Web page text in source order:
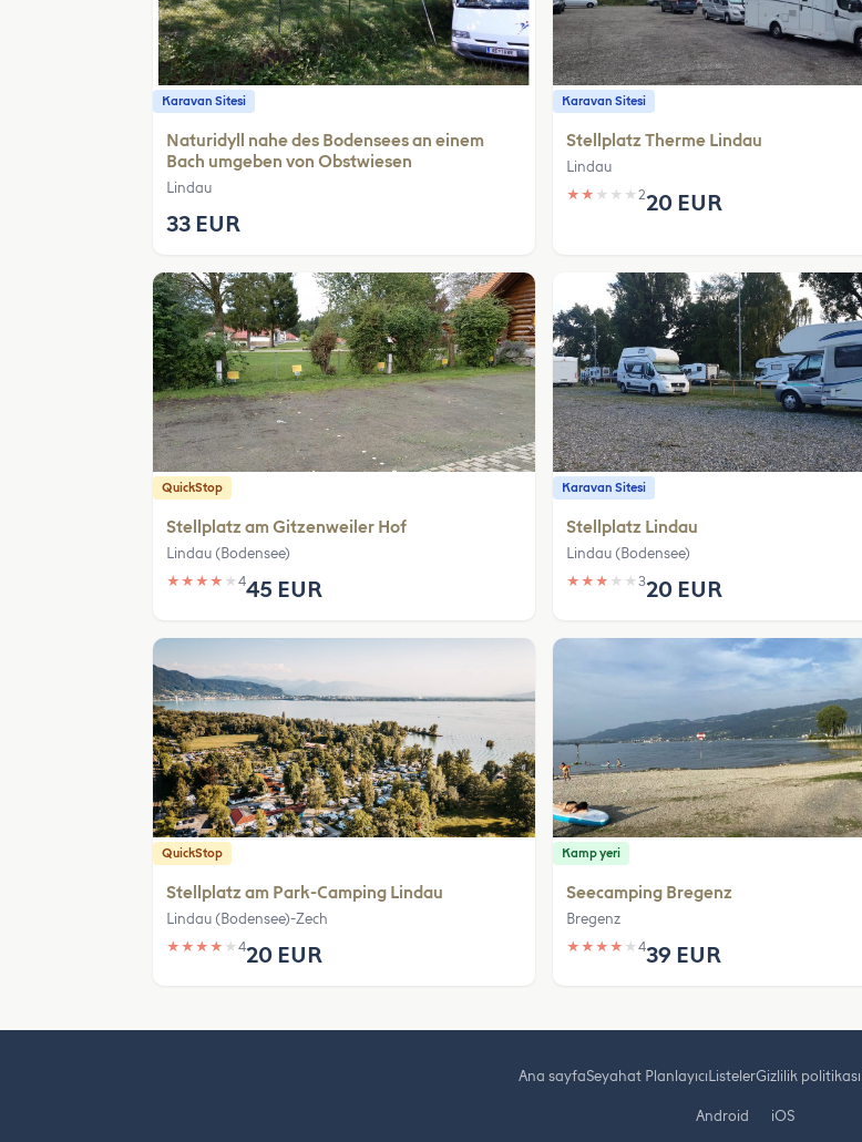
Karavan Sitesi
Naturidyll nahe des Bodensees an einem
Bach umgeben von Obstwiesen
Lindau
33 EUR
Karavan Sitesi
Stellplatz Therme Lindau
Lindau
★ ★ ★ ★ ★220 EUR
QuickStop
Stellplatz am Gitzenweiler Hof
Lindau (Bodensee)
★ ★ ★ ★ ★ 445 EUR
Karavan Sitesi
Stellplatz Lindau
Lindau (Bodensee)
★ ★ ★ ★ ★320 EUR
QuickStop
Stellplatz am Park-Camping Lindau
Lindau (Bodensee)-Zech
★ ★ ★ ★ ★ 420 EUR
Kamp yeri
Seecamping Bregenz
Bregenz
★ ★ ★ ★ ★439 EUR
Ana sayfaSeyahat Planlayıcı ListelerGizlilik politikası
Android iOS